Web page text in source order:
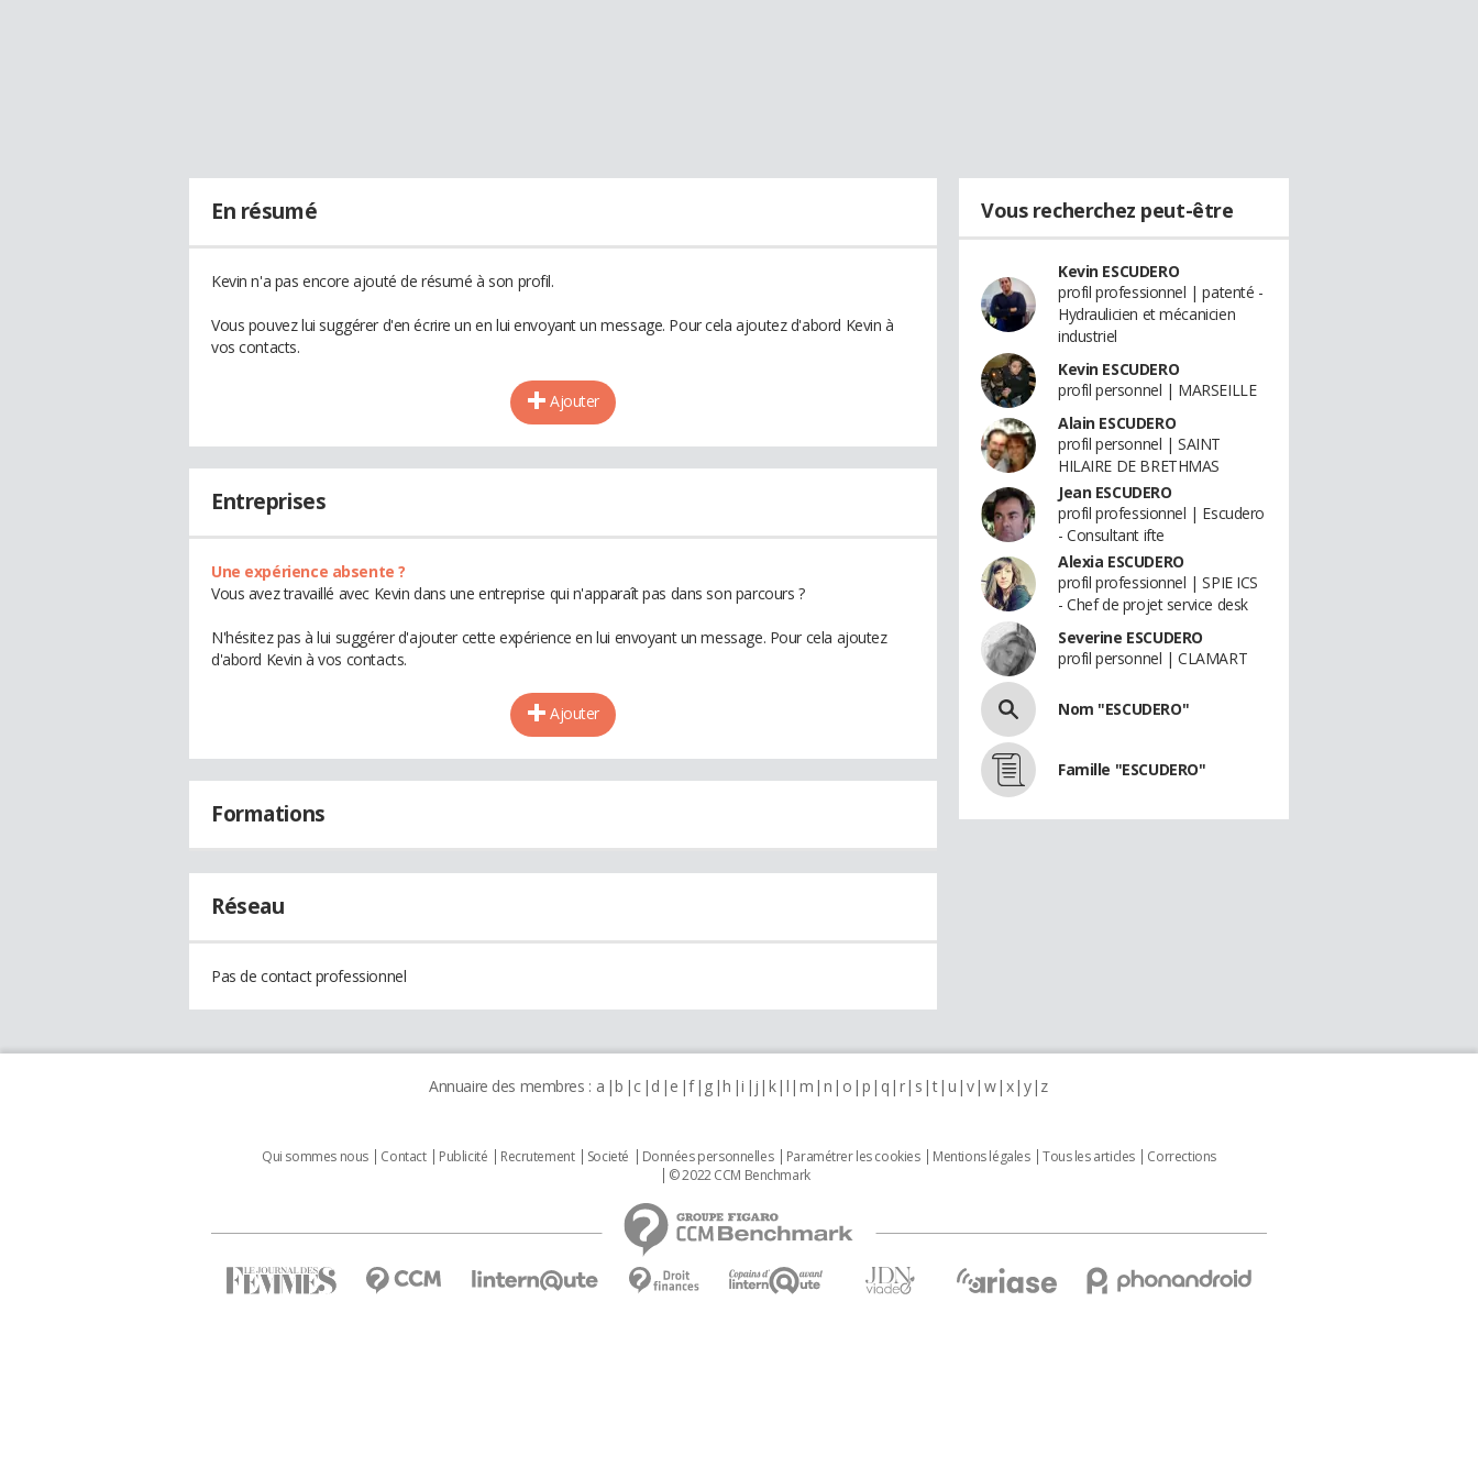
En résumé
Kevin n'a pas encore ajouté de résumé à son profil.
Vous pouvez lui suggérer d'en écrire un en lui envoyant un message. Pour cela ajoutez d'abord Kevin à
vos contacts.
Ajouter
Entreprises
Une expérience absente ?
Vous avez travaillé avec Kevin dans une entreprise qui n'apparaît pas dans son parcours ?
N'hésitez pas à lui suggérer d'ajouter cette expérience en lui envoyant un message. Pour cela ajoutez
d'abord Kevin à vos contacts.
Ajouter
Formations
Réseau
Pas de contact professionnel
Vous recherchez peut-être
Kevin ESCUDERO
profil professionnel | patenté -
Hydraulicien et mécanicien
industriel
Kevin ESCUDERO
profil personnel | MARSEILLE
Alain ESCUDERO
profil personnel | SAINT
HILAIRE DE BRETHMAS
Jean ESCUDERO
profil professionnel | Escudero
- Consultant ifte
Alexia ESCUDERO
profil professionnel | SPIE ICS
- Chef de projet service desk
Severine ESCUDERO
profil personnel | CLAMART
Nom "ESCUDERO"
Famille "ESCUDERO"
Annuaire des membres : a b c d e f g h i j k l m n o p q r s t u v w x y z
Qui sommes nous Contact Publicité Recrutement Societé Données personnelles Paramétrer les cookies Mentions légales Tous les articles
Corrections
© 2022 CCM Benchmark